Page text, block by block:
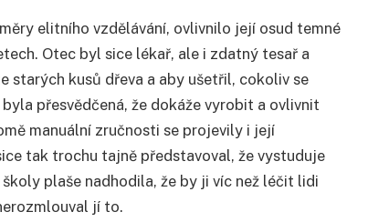
elitního vzdělávání, ovlivnilo její osud temné
Otec byl sice lékař, ale i zdatný tesař a
starých kusů dřeva a aby ušetřil, cokoliv se
přesvědčená, že dokáže vyrobit a ovlivnit
manuální zručnosti se projevily i její
tak trochu tajně představoval, že vystuduje
plaše nadhodila, že by ji víc než léčit lidi
jí to.